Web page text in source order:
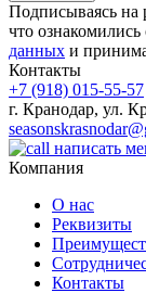
Подписываясь на
что ознакомились
данных и
Контакты
+7 (918) 015-55-57
г. Кранодар, ул.
написать
Компания
О нас
Реквизиты
Контакты